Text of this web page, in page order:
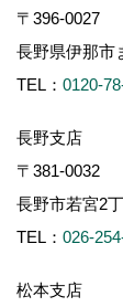
〒396-0027
長野県伊那市
TEL： 0120-
長野支店
〒381-0032
長野市若宮2
TEL： 026-
松本支店